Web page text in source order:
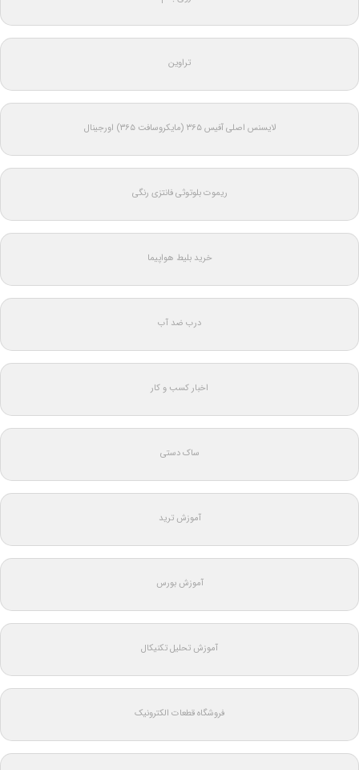
تراوین
لایسنس اصلی آفیس ۳۶۵ (مایکروسافت ۳۶۵) اورجینال
ریموت بلوتوثی فانتزی رنگی
خرید بلیط هواپیما
درب ضد آب
اخبار کسب و کار
ساک دستی
آموزش ترید
آموزش بورس
آموزش تحلیل تکنیکال
فروشگاه قطعات الکترونیک